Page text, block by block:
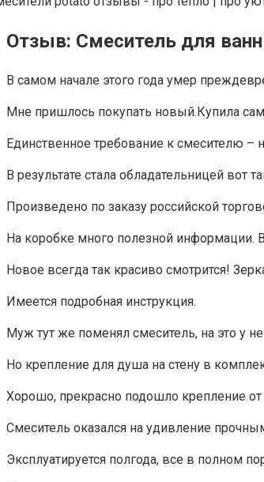
Отзыв: Смеситель для
В самом начале этого года умер
Мне пришлось покупать новый.Купила
Единственное требование к смесителю –
В результате стала обладательницей
Произведено по заказу российской
На коробке много полезной информации.
Новое всегда так красиво смотрится!
Имеется подробная инструкция.
Муж тут же поменял смеситель, на это у
Но крепление для душа на стену в
Хорошо, прекрасно подошло крепление от
Смеситель оказался на удивление
Эксплуатируется полгода, все в полном